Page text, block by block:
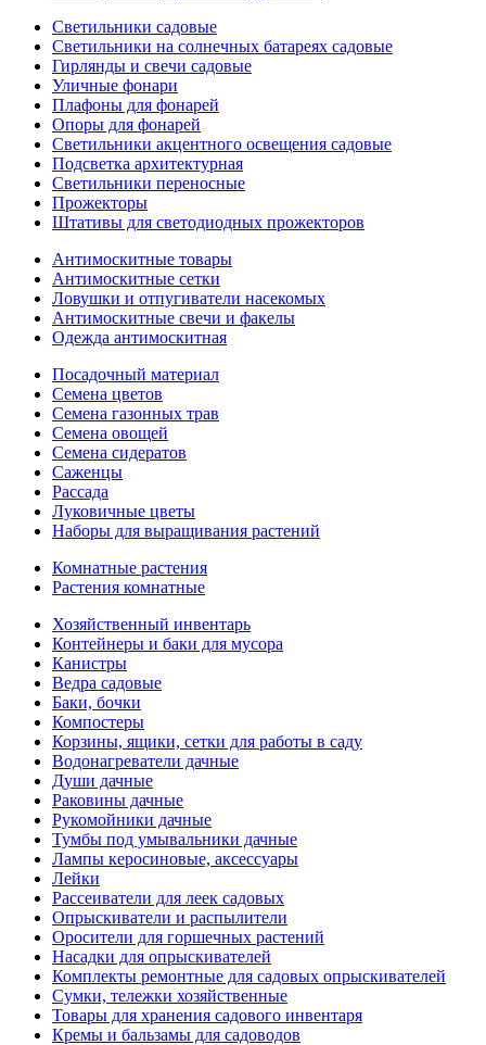
Светильники садовые
Светильники на солнечных батареях садовые
Гирлянды и свечи садовые
Уличные фонари
Плафоны для фонарей
Опоры для фонарей
Светильники акцентного освещения садовые
Подсветка архитектурная
Светильники переносные
Прожекторы
Штативы для светодиодных прожекторов
Антимоскитные товары
Антимоскитные сетки
Ловушки и отпугиватели насекомых
Антимоскитные свечи и факелы
Одежда антимоскитная
Посадочный материал
Семена цветов
Семена газонных трав
Семена овощей
Семена сидератов
Саженцы
Рассада
Луковичные цветы
Наборы для выращивания растений
Комнатные растения
Растения комнатные
Хозяйственный инвентарь
Контейнеры и баки для мусора
Канистры
Ведра садовые
Баки, бочки
Компостеры
Корзины, ящики, сетки для работы в саду
Водонагреватели дачные
Души дачные
Раковины дачные
Рукомойники дачные
Тумбы под умывальники дачные
Лампы керосиновые, аксессуары
Лейки
Рассеиватели для леек садовых
Опрыскиватели и распылители
Оросители для горшечных растений
Насадки для опрыскивателей
Комплекты ремонтные для садовых опрыскивателей
Сумки, тележки хозяйственные
Товары для хранения садового инвентаря
Кремы и бальзамы для садоводов